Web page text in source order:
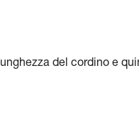
del cordino e